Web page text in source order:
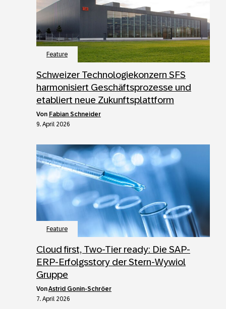
Feature
Schweizer Technologiekonzern SFS
harmonisiert Geschäftsprozesse und
etabliert neue Zukunftsplattform
von Fabian Schneider
9. April 2026
Feature
Cloud first, Two-Tier ready: Die SAP-
ERP-Erfolgsstory der Stern-Wywiol
Gruppe
vonAstrid Gonin-Schröer
7. April 2026